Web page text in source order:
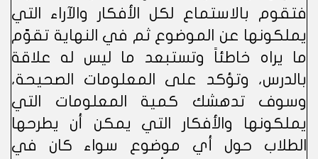
فتقوم بالاستماع لكل الأفكار والآراء التي
يملكونها عن الموضوع ثم في النهاية تقوّم
ما يراه خاطئاً وتستبعد ما ليس له علاقة
بالدرس، وتؤكد على المعلومات الصحيحة،
وسوف تدهشك كمية المعلومات التي
يملكونها والأفكار التي يمكن أن يطرحها
الطلاب حول أي موضوع سواء كان في